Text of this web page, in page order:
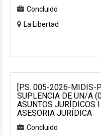
Concluido
La Libertad
[P.S. 005-2026-MIDIS-
SUPLENCIA DE UN/A
ASUNTOS JURÍDICOS
ASESORIA JURÍDICA
Concluido